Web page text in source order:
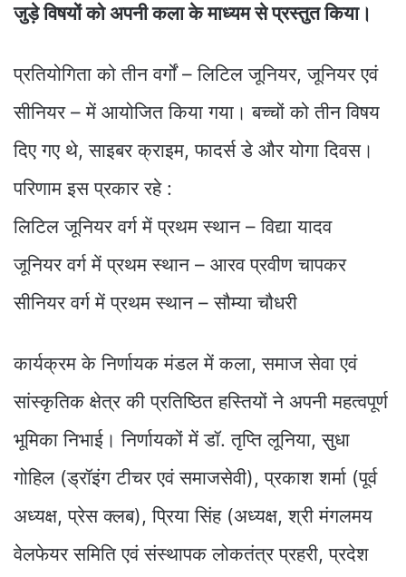
जुड़े विषयों को अपनी कला के माध्यम से प्रस्तुत किया।
प्रतियोगिता को तीन वर्गों – लिटिल जूनियर, जूनियर एवं
सीनियर – में आयोजित किया गया। बच्चों को तीन विषय
दिए गए थे, साइबर क्राइम, फादर्स डे और योगा दिवस।
परिणाम इस प्रकार रहे :
लिटिल जूनियर वर्ग में प्रथम स्थान – विद्या यादव
जूनियर वर्ग में प्रथम स्थान – आरव प्रवीण चापकर
सीनियर वर्ग में प्रथम स्थान – सौम्या चौधरी
कार्यक्रम के निर्णायक मंडल में कला, समाज सेवा एवं
सांस्कृतिक क्षेत्र की प्रतिष्ठित हस्तियों ने अपनी महत्वपूर्ण
भूमिका निभाई। निर्णायकों में डॉ. तृप्ति लूनिया, सुधा
गोहिल (ड्रॉइंग टीचर एवं समाजसेवी), प्रकाश शर्मा (पूर्व
अध्यक्ष, प्रेस क्लब), प्रिया सिंह (अध्यक्ष, श्री मंगलमय
वेलफेयर समिति एवं संस्थापक लोकतंत्र प्रहरी, प्रदेश